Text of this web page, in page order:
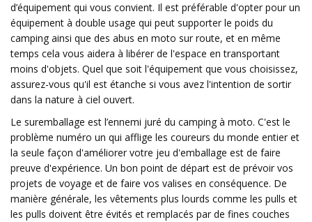
d’équipement qui vous convient. Il est préférable d'opter pour un
équipement à double usage qui peut supporter le poids du
camping ainsi que des abus en moto sur route, et en même
temps cela vous aidera à libérer de l'espace en transportant
moins d'objets. Quel que soit l'équipement que vous choisissez,
assurez-vous qu'il est étanche si vous avez l'intention de sortir
dans la nature à ciel ouvert.
Le suremballage est l’ennemi juré du camping à moto. C'est le
problème numéro un qui afflige les coureurs du monde entier et
la seule façon d'améliorer votre jeu d'emballage est de faire
preuve d'expérience. Un bon point de départ est de prévoir vos
projets de voyage et de faire vos valises en conséquence. De
manière générale, les vêtements plus lourds comme les pulls et
les pulls doivent être évités et remplacés par de fines couches